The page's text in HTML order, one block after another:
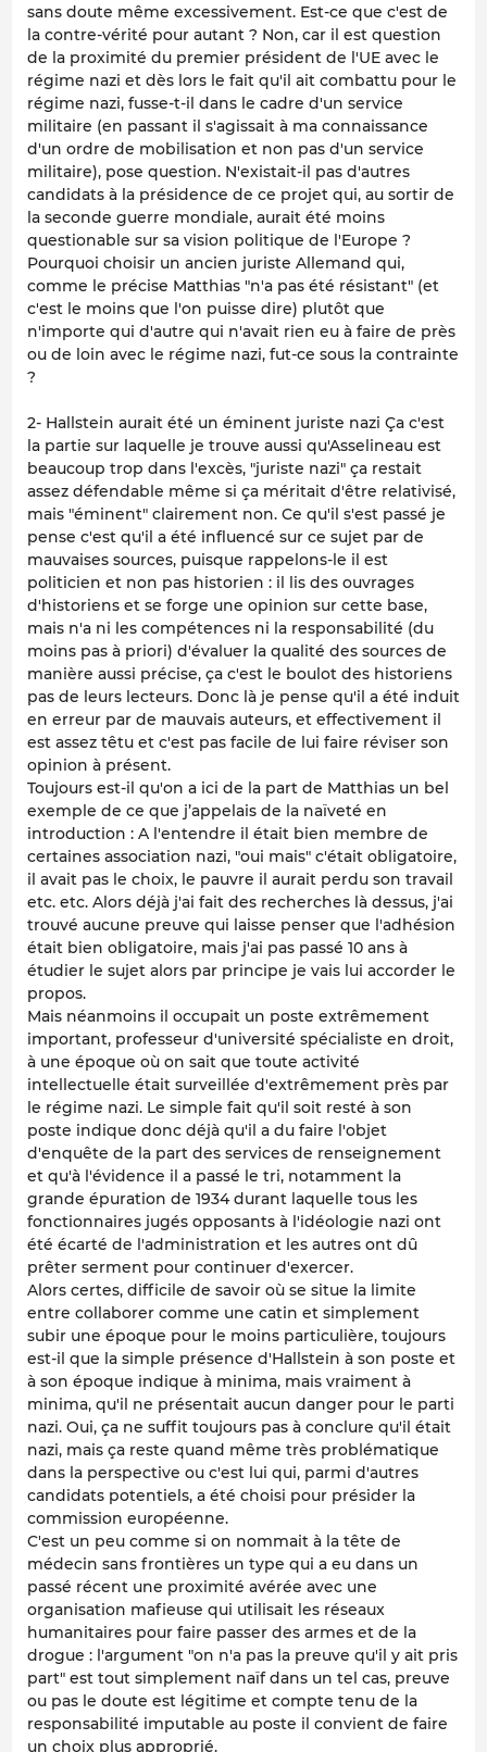
sans doute même excessivement. Est-ce que c'est de
la contre-vérité pour autant ? Non, car il est question
de la proximité du premier président de l'UE avec le
régime nazi et dès lors le fait qu'il ait combattu pour le
régime nazi, fusse-t-il dans le cadre d'un service
militaire (en passant il s'agissait à ma connaissance
d'un ordre de mobilisation et non pas d'un service
militaire), pose question. N'existait-il pas d'autres
candidats à la présidence de ce projet qui, au sortir de
la seconde guerre mondiale, aurait été moins
questionable sur sa vision politique de l'Europe ?
Pourquoi choisir un ancien juriste Allemand qui,
comme le précise Matthias "n'a pas été résistant" (et
c'est le moins que l'on puisse dire) plutôt que
n'importe qui d'autre qui n'avait rien eu à faire de près
ou de loin avec le régime nazi, fut-ce sous la contrainte
?
2- Hallstein aurait été un éminent juriste nazi Ça c'est
la partie sur laquelle je trouve aussi qu'Asselineau est
beaucoup trop dans l'excès, "juriste nazi" ça restait
assez défendable même si ça méritait d'être relativisé,
mais "éminent" clairement non. Ce qu'il s'est passé je
pense c'est qu'il a été influencé sur ce sujet par de
mauvaises sources, puisque rappelons-le il est
politicien et non pas historien : il lis des ouvrages
d'historiens et se forge une opinion sur cette base,
mais n'a ni les compétences ni la responsabilité (du
moins pas à priori) d'évaluer la qualité des sources de
manière aussi précise, ça c'est le boulot des historiens
pas de leurs lecteurs. Donc là je pense qu'il a été induit
en erreur par de mauvais auteurs, et effectivement il
est assez têtu et c'est pas facile de lui faire réviser son
opinion à présent.
Toujours est-il qu'on a ici de la part de Matthias un bel
exemple de ce que j’appelais de la naïveté en
introduction : A l'entendre il était bien membre de
certaines association nazi, "oui mais" c'était obligatoire,
il avait pas le choix, le pauvre il aurait perdu son travail
etc. etc. Alors déjà j'ai fait des recherches là dessus, j'ai
trouvé aucune preuve qui laisse penser que l'adhésion
était bien obligatoire, mais j'ai pas passé 10 ans à
étudier le sujet alors par principe je vais lui accorder le
propos.
Mais néanmoins il occupait un poste extrêmement
important, professeur d'université spécialiste en droit,
à une époque où on sait que toute activité
intellectuelle était surveillée d'extrêmement près par
le régime nazi. Le simple fait qu'il soit resté à son
poste indique donc déjà qu'il a du faire l'objet
d'enquête de la part des services de renseignement
et qu'à l'évidence il a passé le tri, notamment la
grande épuration de 1934 durant laquelle tous les
fonctionnaires jugés opposants à l'idéologie nazi ont
été écarté de l'administration et les autres ont dû
prêter serment pour continuer d'exercer.
Alors certes, difficile de savoir où se situe la limite
entre collaborer comme une catin et simplement
subir une époque pour le moins particulière, toujours
est-il que la simple présence d'Hallstein à son poste et
à son époque indique à minima, mais vraiment à
minima, qu'il ne présentait aucun danger pour le parti
nazi. Oui, ça ne suffit toujours pas à conclure qu'il était
nazi, mais ça reste quand même très problématique
dans la perspective ou c'est lui qui, parmi d'autres
candidats potentiels, a été choisi pour présider la
commission européenne.
C'est un peu comme si on nommait à la tête de
médecin sans frontières un type qui a eu dans un
passé récent une proximité avérée avec une
organisation mafieuse qui utilisait les réseaux
humanitaires pour faire passer des armes et de la
drogue : l'argument "on n'a pas la preuve qu'il y ait pris
part" est tout simplement naïf dans un tel cas, preuve
ou pas le doute est légitime et compte tenu de la
responsabilité imputable au poste il convient de faire
un choix plus approprié.